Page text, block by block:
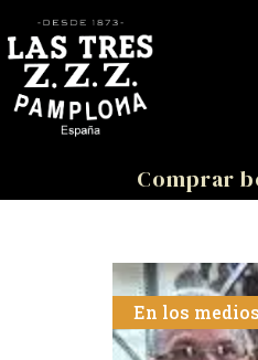
Comprar
En los medios